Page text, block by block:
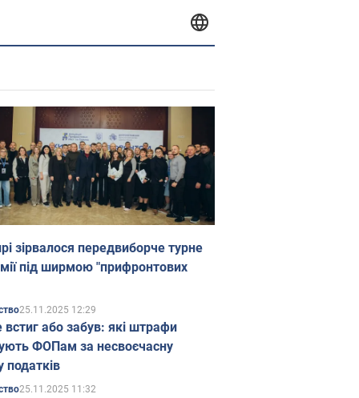
зірвалося передвиборче турне
під ширмою "прифронтових
25.11.2025 12:29
встиг або забув: які штрафи
ФОПам за несвоєчасну
податків
25.11.2025 11:32